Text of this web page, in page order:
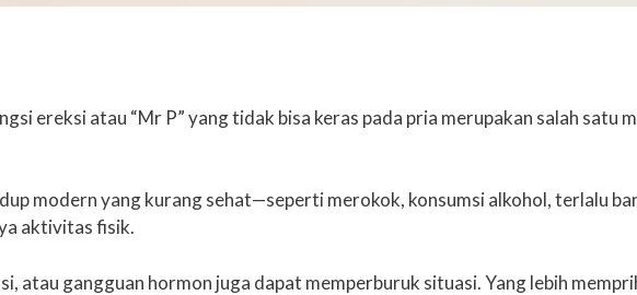
ereksi atau “Mr P” yang tidak bisa keras pada pria merupakan salah satu
modern yang kurang sehat—seperti merokok, konsumsi alkohol, terlalu
aktivitas fisik.
atau gangguan hormon juga dapat memperburuk situasi. Yang lebih